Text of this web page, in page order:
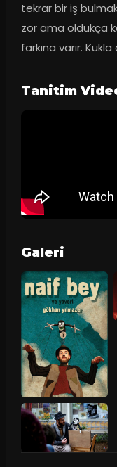
tekrar bir iş
zor ama oldukça
farkına varır.
Tanitim
Galeri